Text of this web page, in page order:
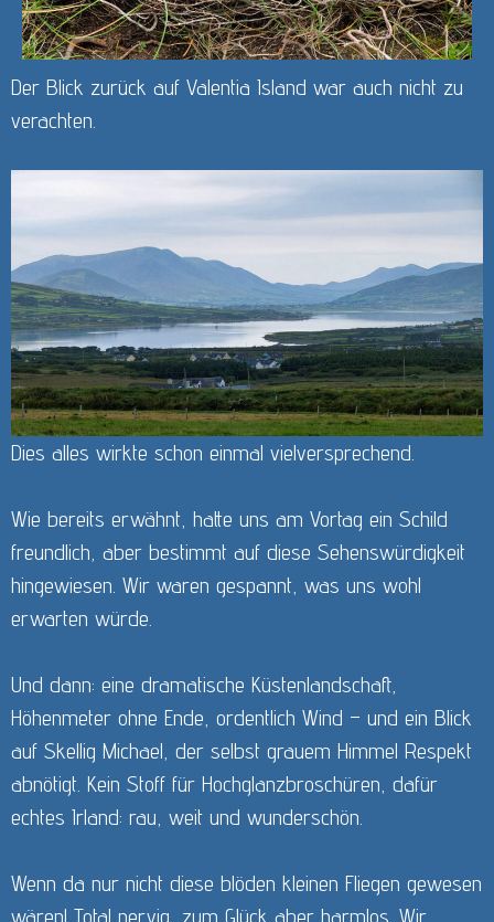
Der Blick zurück auf Valentia Island war auch nicht zu
verachten.
Dies alles wirkte schon einmal vielversprechend.
Wie bereits erwähnt, hatte uns am Vortag ein Schild
freundlich, aber bestimmt auf diese Sehenswürdigkeit
hingewiesen. Wir waren gespannt, was uns wohl
erwarten würde.
Und dann: eine dramatische Küstenlandschaft,
Höhenmeter ohne Ende, ordentlich Wind – und ein Blick
auf Skellig Michael, der selbst grauem Himmel Respekt
abnötigt. Kein Stoff für Hochglanzbroschüren, dafür
echtes Irland: rau, weit und wunderschön.
Wenn da nur nicht diese blöden kleinen Fliegen gewesen
wären! Total nervig, zum Glück aber harmlos. Wir